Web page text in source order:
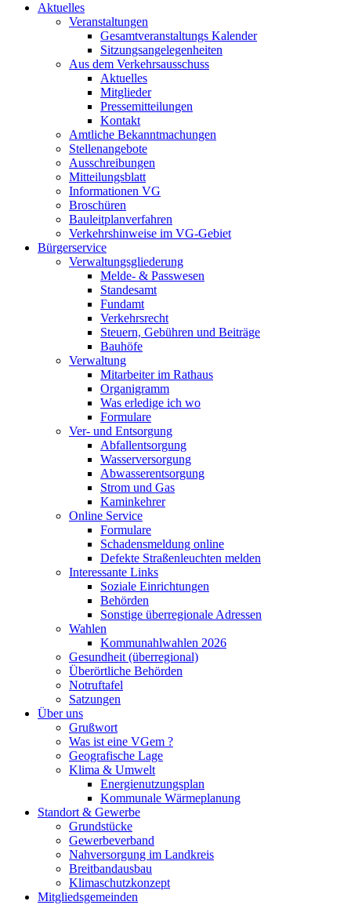
Aktuelles
Veranstaltungen
Gesamtveranstaltungs Kalender
Sitzungsangelegenheiten
Aus dem Verkehrsausschuss
Aktuelles
Mitglieder
Pressemitteilungen
Kontakt
Amtliche Bekanntmachungen
Stellenangebote
Ausschreibungen
Mitteilungsblatt
Informationen VG
Broschüren
Bauleitplanverfahren
Verkehrshinweise im VG-Gebiet
Bürgerservice
Verwaltungsgliederung
Melde- & Passwesen
Standesamt
Fundamt
Verkehrsrecht
Steuern, Gebühren und Beiträge
Bauhöfe
Verwaltung
Mitarbeiter im Rathaus
Organigramm
Was erledige ich wo
Formulare
Ver- und Entsorgung
Abfallentsorgung
Wasserversorgung
Abwasserentsorgung
Strom und Gas
Kaminkehrer
Online Service
Formulare
Schadensmeldung online
Defekte Straßenleuchten melden
Interessante Links
Soziale Einrichtungen
Behörden
Sonstige überregionale Adressen
Wahlen
Kommunahlwahlen 2026
Gesundheit (überregional)
Überörtliche Behörden
Notruftafel
Satzungen
Über uns
Grußwort
Was ist eine VGem ?
Geografische Lage
Klima & Umwelt
Energienutzungsplan
Kommunale Wärmeplanung
Standort & Gewerbe
Grundstücke
Gewerbeverband
Nahversorgung im Landkreis
Breitbandausbau
Klimaschutzkonzept
Mitgliedsgemeinden